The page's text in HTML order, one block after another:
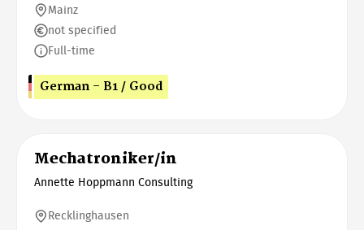
Mainz
not specified
Full-time
German - B1 / Good
Mechatroniker/in
Annette Hoppmann Consulting
Recklinghausen